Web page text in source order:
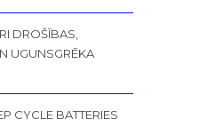
DROŠĪBAS,
UGUNSGRĒKA
CYCLE BATTERIES